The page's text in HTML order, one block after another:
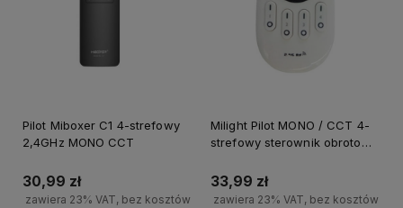
Pilot Miboxer C1 4-strefowy
2,4GHz MONO CCT
30,99 zł
zawiera 23% VAT, bez kosztów
Milight Pilot MONO / CCT 4-
strefowy sterownik obrotowy
33,99 zł
zawiera 23% VAT, bez kosztów